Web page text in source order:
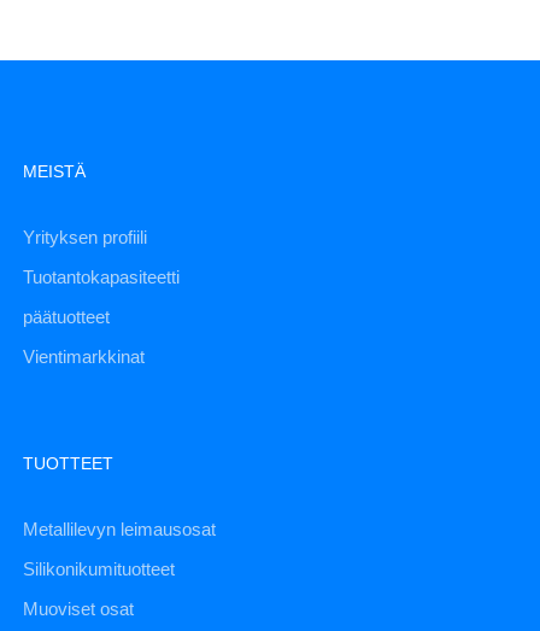
MEISTÄ
Yrityksen profiili
Tuotantokapasiteetti
päätuotteet
Vientimarkkinat
TUOTTEET
Metallilevyn leimausosat
Silikonikumituotteet
Muoviset osat